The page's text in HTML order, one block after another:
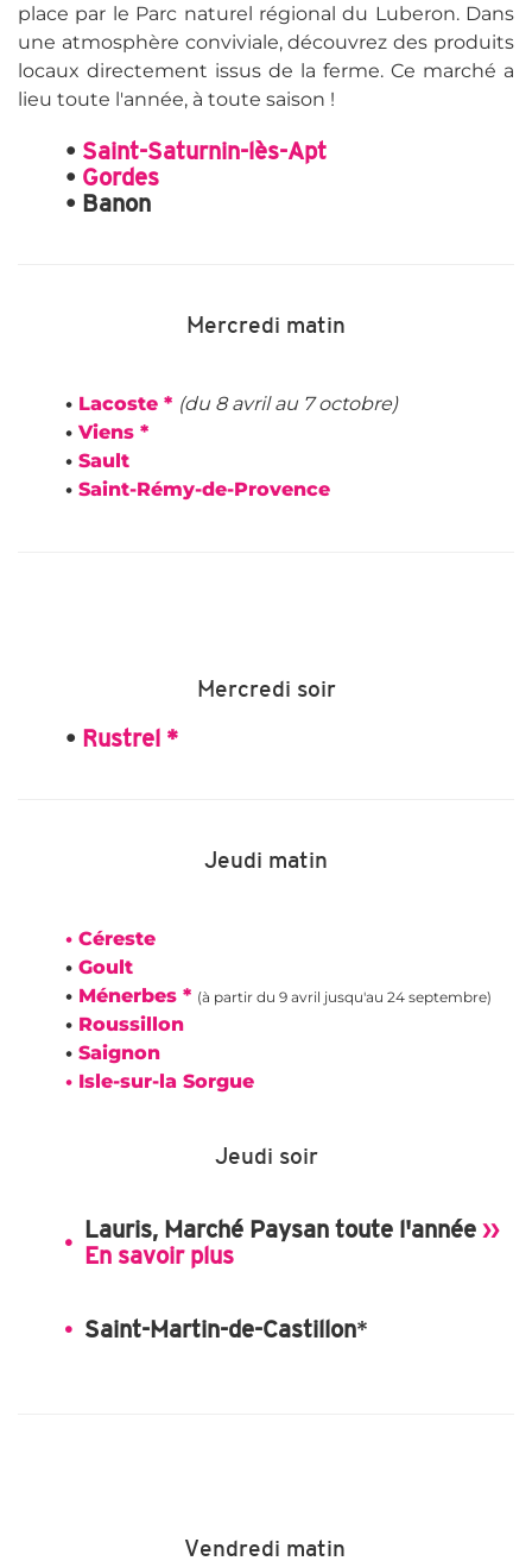
place par le Parc naturel régional du Luberon. Dans
une atmosphère conviviale, découvrez des produits
locaux directement issus de la ferme. Ce marché a
lieu toute l'année, à toute saison !
• Saint-Saturnin-lès-Apt
• Gordes
• Banon
Mercredi matin
• Lacoste * (du 8 avril au 7 octobre)
• Viens *
• Sault
• Saint-Rémy-de-Provence
Mercredi soir
• Rustrel *
Jeudi matin
• Céreste
• Goult
• Ménerbes * (à partir du 9 avril jusqu'au 24 septembre)
• Roussillon
• Saignon
• Isle-sur-la Sorgue
Jeudi soir
Lauris, Marché Paysan toute l'année ››
En savoir plus
Saint-Martin-de-Castillon*
Vendredi matin